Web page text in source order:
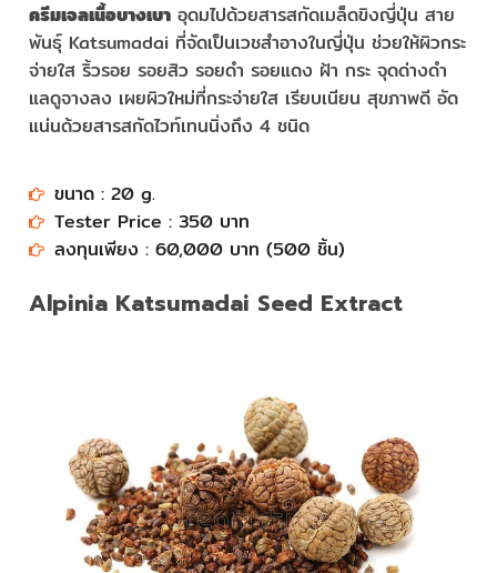
ครีมเจลเนื้อบางเบา อุดมไปด้วยสารสกัดเมล็ดขิงญี่ปุ่น สาย
พันธุ์ Katsumadai ที่จัดเป็นเวชสำอางในญี่ปุ่น ช่วยให้ผิวกระ
จ่ายใส ริ้วรอย รอยสิว รอยดำ รอยแดง ฝ้า กระ จุดด่างดำ
แลดูจางลง เผยผิวใหม่ที่กระจ่ายใส เรียบเนียน สุขภาพดี อัด
แน่นด้วยสารสกัดไวท์เทนนิ่งถึง 4 ชนิด
ขนาด : 20 g.
Tester Price : 350 บาท
ลงทุนเพียง : 60,000 บาท (500 ชิ้น)
Alpinia Katsumadai Seed Extract